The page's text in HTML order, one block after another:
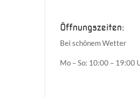
Öffnungszeiten:
Bei schönem Wetter
Mo – So: 10:00 – 19:00